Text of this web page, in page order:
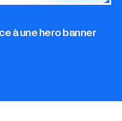
à une hero banner